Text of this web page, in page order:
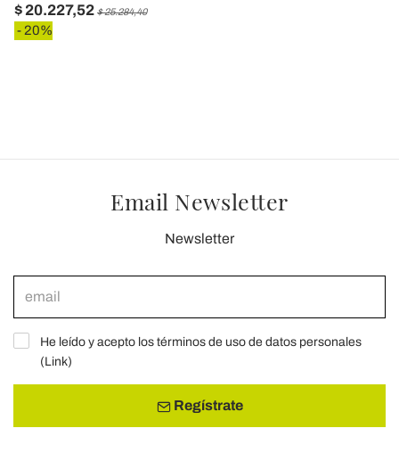
$ 20.227,52 $ 25.284,40
- 20%
Email Newsletter
Newsletter
He leído y acepto los términos de uso de datos personales
(Link)
Regístrate